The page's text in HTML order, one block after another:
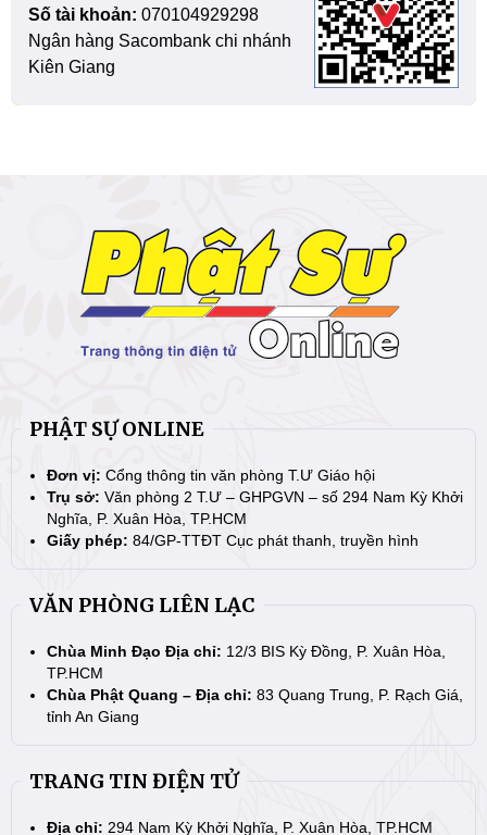
Số tài khoản: 070104929298
Ngân hàng Sacombank chi nhánh
Kiên Giang
PHẬT SỰ ONLINE
Đơn vị: Cổng thông tin văn phòng T.Ư Giáo hội
Trụ sở: Văn phòng 2 T.Ư – GHPGVN – số 294 Nam Kỳ Khởi
Nghĩa, P. Xuân Hòa, TP.HCM
Giấy phép: 84/GP-TTĐT Cục phát thanh, truyền hình
VĂN PHÒNG LIÊN LẠC
Chùa Minh Đạo Địa chỉ: 12/3 BIS Kỳ Đồng, P. Xuân Hòa,
TP.HCM
Chùa Phật Quang – Địa chỉ: 83 Quang Trung, P. Rạch Giá,
tỉnh An Giang
TRANG TIN ĐIỆN TỬ
Địa chỉ: 294 Nam Kỳ Khởi Nghĩa, P. Xuân Hòa, TP.HCM